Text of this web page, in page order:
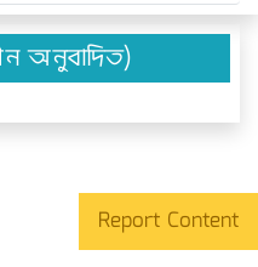
অনুবাদিত)
Report Content